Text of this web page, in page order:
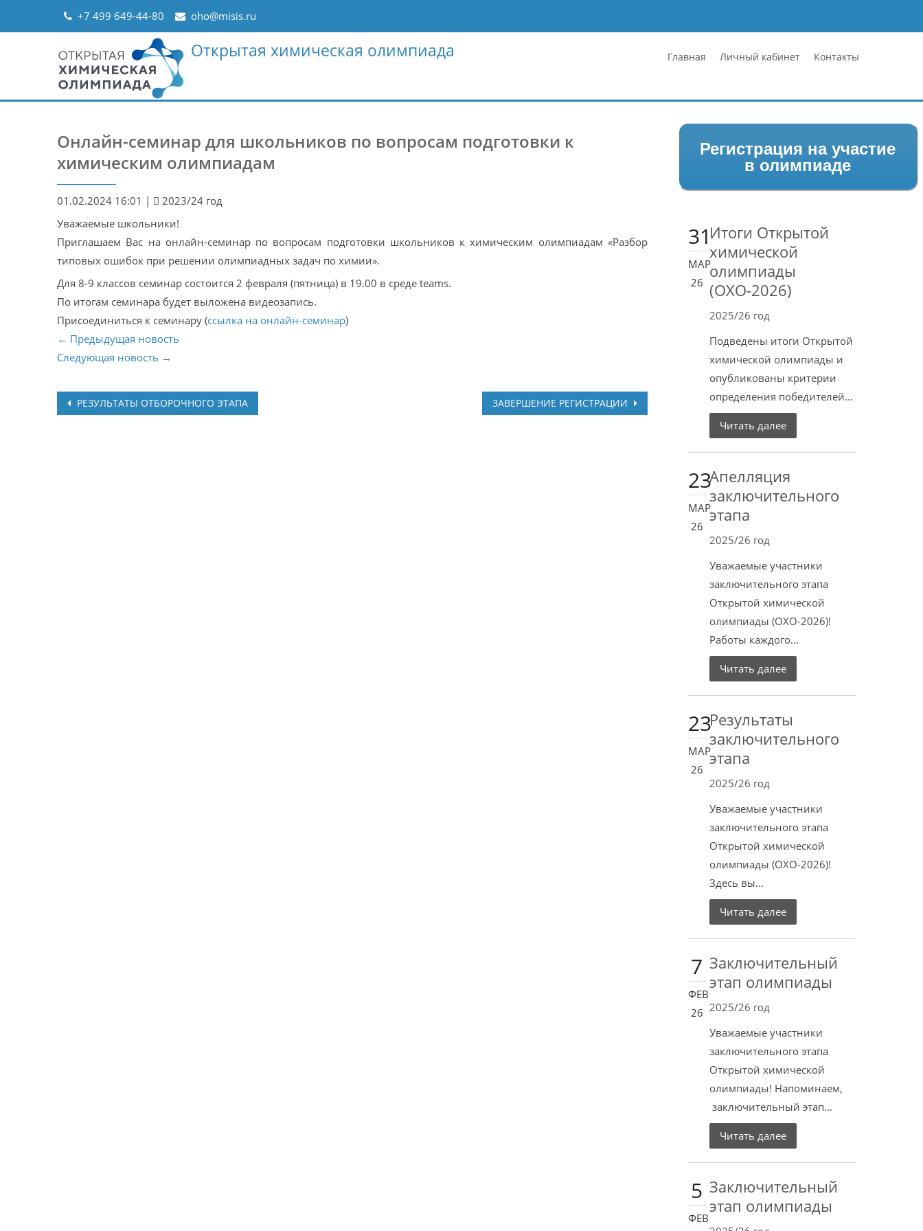
+7 499 649-44-80 oho@misis.ru
Открытая химическая олимпиада Главная Личный кабинет Контакты
Онлайн-семинар для школьников по вопросам подготовки к
химическим олимпиадам
01.02.2024 16:01 |
2023/24 год
Уважаемые школьники!
Приглашаем Вас на онлайн-семинар по вопросам подготовки школьников к химическим олимпиадам «Разбор
типовых ошибок при решении олимпиадных задач по химии».
Для 8-9 классов семинар состоится 2 февраля (пятница) в 19.00 в среде teams.
По итогам семинара будет выложена видеозапись.
Присоединиться к семинару (ссылка на онлайн-семинар)
← Предыдущая новость
Следующая новость →
Post
РЕЗУЛЬТАТЫ ОТБОРОЧНОГО ЭТАПА ЗАВЕРШЕНИЕ РЕГИСТРАЦИИ
Регистрация на участие
в олимпиаде
31
МАР
26
Итоги Открытой
химической
олимпиады
(ОХО-2026)
2025/26 год
Подведены итоги Открытой
химической олимпиады и
опубликованы критерии
определения победителей...
Читать далее
23
МАР
26
Апелляция
заключительного
этапа
2025/26 год
Уважаемые участники
заключительного этапа
Открытой химической
олимпиады (ОХО-2026)!
Работы каждого...
Читать далее
23
МАР
26
Результаты
заключительного
этапа
2025/26 год
Уважаемые участники
заключительного этапа
Открытой химической
олимпиады (ОХО-2026)!
Здесь вы...
Читать далее
7
ФЕВ
26
Заключительный
этап олимпиады
2025/26 год
Уважаемые участники
заключительного этапа
Открытой химической
олимпиады! Напоминаем,
заключительный этап...
Читать далее
5
ФЕВ
Заключительный
этап олимпиады